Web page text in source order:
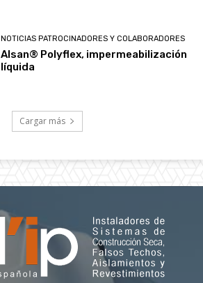
NOTICIAS PATROCINADORES Y COLABORADORES
Alsan® Polyflex, impermeabilización
líquida
Cargar más